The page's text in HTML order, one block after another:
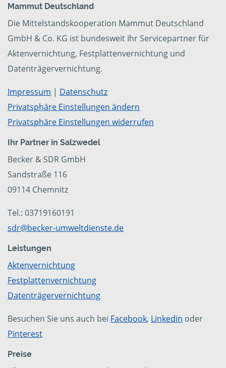
Mammut Deutschland
Die Mittelstandskooperation Mammut Deutschland
GmbH & Co. KG ist bundesweit Ihr Servicepartner für
Aktenvernichtung, Festplattenvernichtung und
Datenträgervernichtung.
Impressum | Datenschutz
Privatsphäre Einstellungen ändern
Privatsphäre Einstellungen widerrufen
Ihr Partner in Salzwedel
Becker & SDR GmbH
Sandstraße 116
09114 Chemnitz
Tel.: 03719160191
sdr@becker-umweltdienste.de
Leistungen
Aktenvernichtung
Festplattenvernichtung
Datenträgervernichtung
Besuchen Sie uns auch bei Facebook, Linkedin oder
Pinterest
Preise